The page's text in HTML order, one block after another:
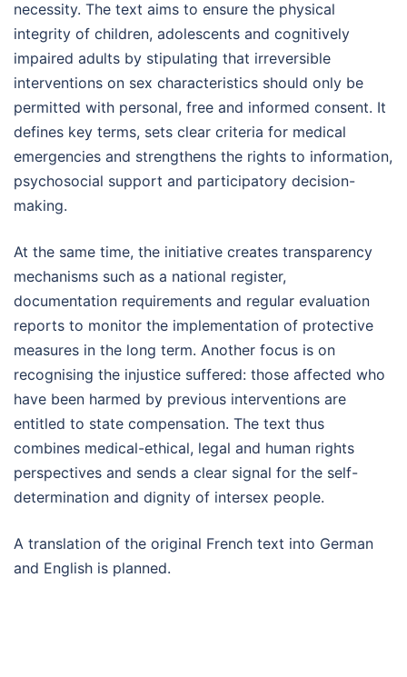
necessity. The text aims to ensure the physical
integrity of children, adolescents and cognitively
impaired adults by stipulating that irreversible
interventions on sex characteristics should only be
permitted with personal, free and informed consent. It
defines key terms, sets clear criteria for medical
emergencies and strengthens the rights to information,
psychosocial support and participatory decision-
making.
At the same time, the initiative creates transparency
mechanisms such as a national register,
documentation requirements and regular evaluation
reports to monitor the implementation of protective
measures in the long term. Another focus is on
recognising the injustice suffered: those affected who
have been harmed by previous interventions are
entitled to state compensation. The text thus
combines medical-ethical, legal and human rights
perspectives and sends a clear signal for the self-
determination and dignity of intersex people.
A translation of the original French text into German
and English is planned.